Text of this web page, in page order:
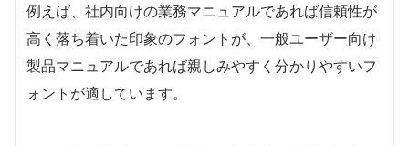
例えば、社内向けの業務マニュアルであれば信頼性が
高く落ち着いた印象のフォントが、一般ユーザー向け
製品マニュアルであれば親しみやすく分かりやすいフ
ォントが適しています。